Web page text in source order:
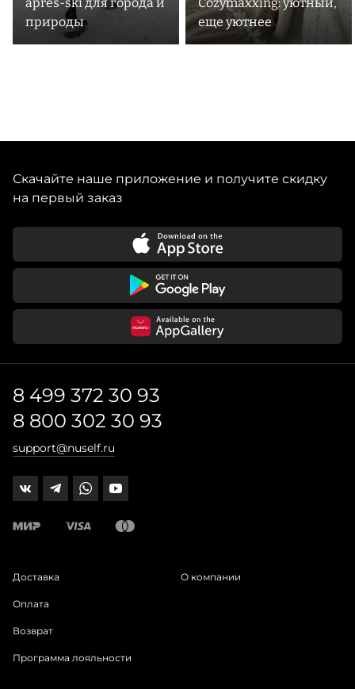
après-ski для города и
природы
Cozymaxxing: уютный,
еще уютнее
Скачайте наше приложение и получите скидку
на первый заказ
8 499 372 30 93
8 800 302 30 93
support@nuself.ru
Доставка
Оплата
Возврат
Программа лояльности
О компании